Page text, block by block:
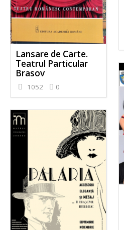
Lansare de Carte.
Teatrul Particular
Brasov
1052 0